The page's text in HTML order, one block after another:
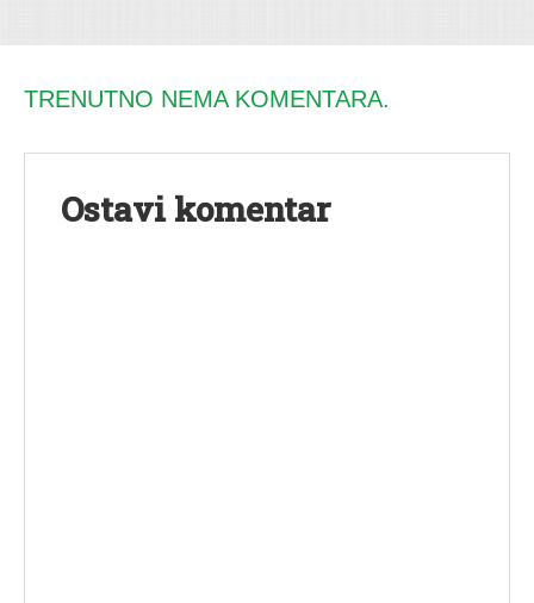
TRENUTNO NEMA KOMENTARA.
Ostavi komentar